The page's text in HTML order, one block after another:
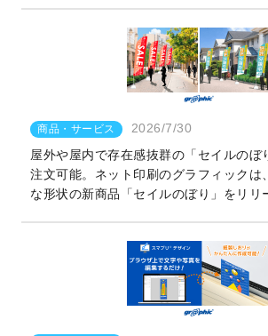
商品・サービス
2026/7/30
屋外や屋内で存在感抜群の「セイルのぼ
注文可能。ネット印刷のグラフィックは
な形状の新商品「セイルのぼり」をリリ